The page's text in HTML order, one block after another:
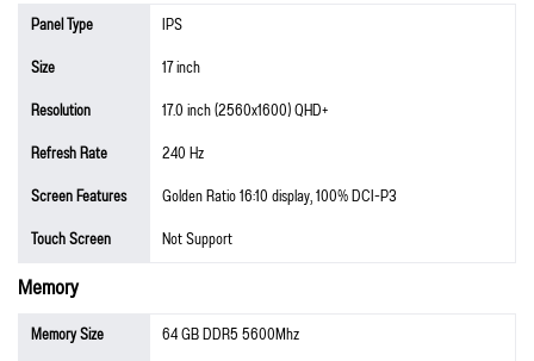
Panel Type
IPS
Size
17 inch
Resolution
17.0 inch (2560x1600) QHD+
Refresh Rate
240 Hz
Screen Features
Golden Ratio 16:10 display, 100% DCI-P3
Touch Screen
Not Support
Memory
Memory Size
64 GB DDR5 5600Mhz